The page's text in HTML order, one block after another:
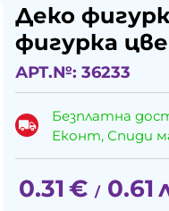
Деко
фигурка
АРТ.№: 36233
Безплатна
Еконт, Спиди
0.31 € / 0.61